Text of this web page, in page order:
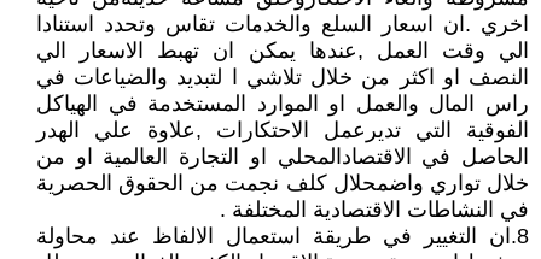
اخري .ان اسعار السلع والخدمات تقاس وتحدد استنادا
الي وقت العمل ,عندها يمكن ان تهبط الاسعار الي
النصف او اكثر من خلال تلاشي ا لتبديد والضياعات في
راس المال والعمل او الموارد المستخدمة في الهياكل
الفوقية التي تديرعمل الاحتكارات ,علاوة علي الهدر
الحاصل في الاقتصادالمحلي او التجارة العالمية او من
خلال تواري واضمحلال كلف نجمت من الحقوق الحصرية
في النشاطات الاقتصادية المختلفة .
8.ان التغيير في طريقة استعمال الالفاظ عند محاولة